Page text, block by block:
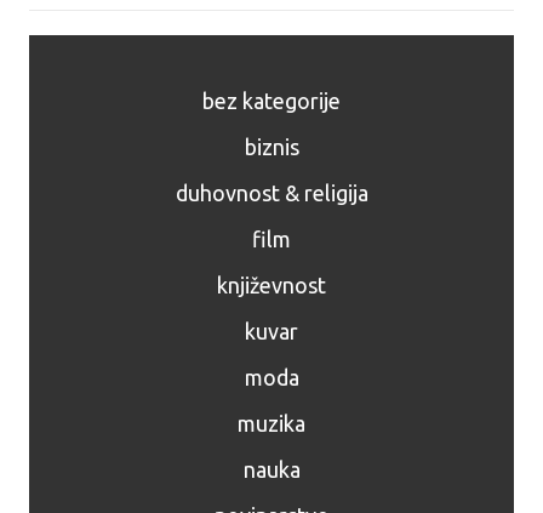
bez kategorije
biznis
duhovnost & religija
film
književnost
kuvar
moda
muzika
nauka